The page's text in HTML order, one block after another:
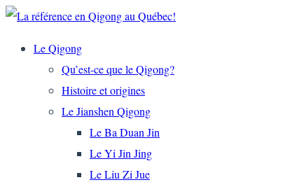
Le Qigong
Qu’est-ce que le Qigong?
Histoire et origines
Le Jianshen Qigong
Le Ba Duan Jin
Le Yi Jin Jing
Le Liu Zi Jue